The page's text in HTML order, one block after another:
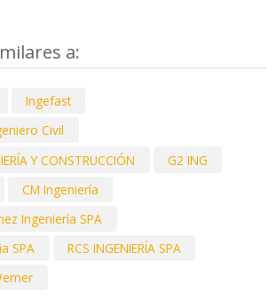
a:
Ingefast
Civil
Y CONSTRUCCIÓN
G2 ING
CM Ingeniería
Ingeniería SPA
SPA
RCS INGENIERÍA SPA